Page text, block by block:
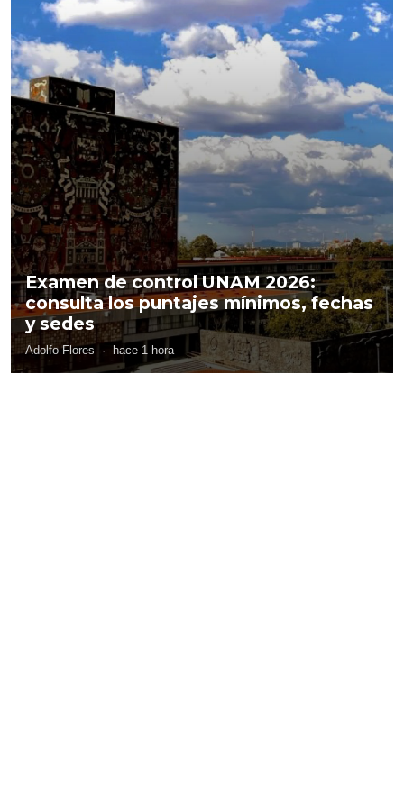
Examen de control UNAM 2026:
consulta los puntajes mínimos, fechas
y sedes
Adolfo Flores · hace 1 hora